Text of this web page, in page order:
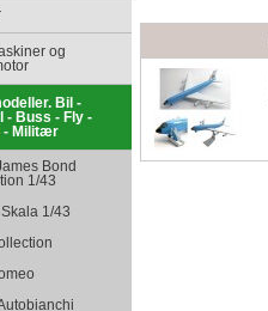
og
Bil -
- Buss - Fly -
- Militær
Bond
1/43
Skala 1/43